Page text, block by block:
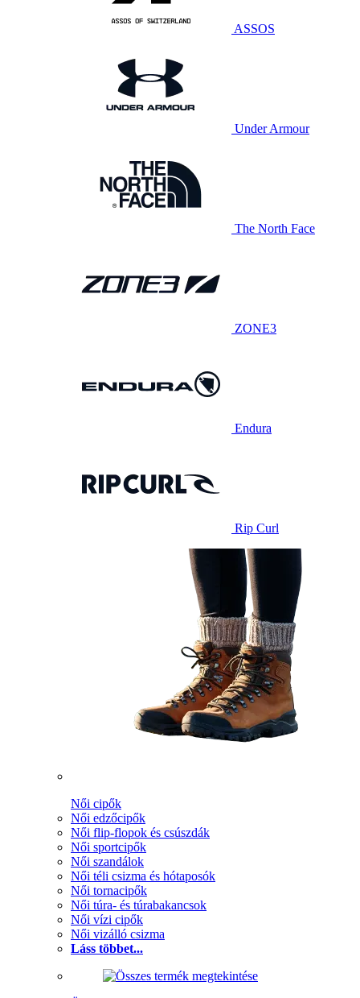
ASSOS
Under Armour
The North Face
ZONE3
Endura
Rip Curl
Női cipők
Női edzőcipők
Női flip-flopok és csúszdák
Női sportcipők
Női szandálok
Női téli csizma és hótaposók
Női tornacipők
Női túra- és túrabakancsok
Női vízi cipők
Női vizálló csizma
Láss többet...